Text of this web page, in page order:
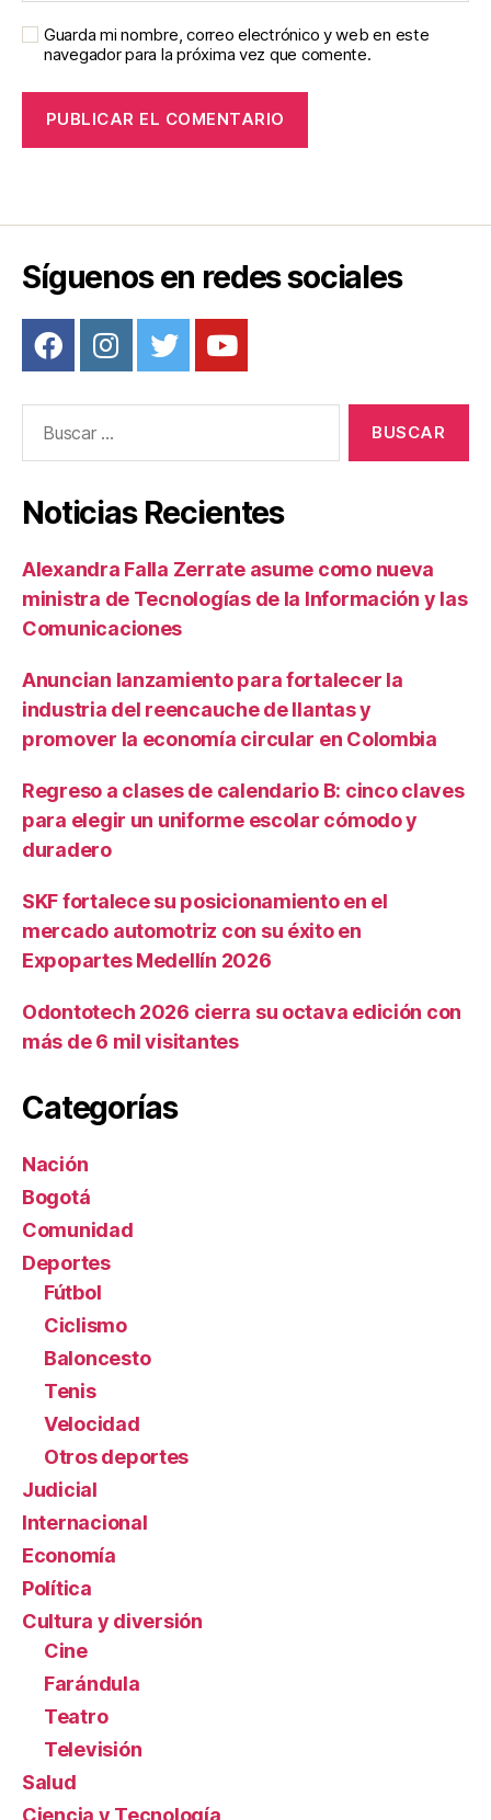
Guarda mi nombre, correo electrónico y web en este
navegador para la próxima vez que comente.
Síguenos en redes sociales
Noticias Recientes
Alexandra Falla Zerrate asume como nueva
ministra de Tecnologías de la Información y las
Comunicaciones
Anuncian lanzamiento para fortalecer la
industria del reencauche de llantas y
promover la economía circular en Colombia
Regreso a clases de calendario B: cinco claves
para elegir un uniforme escolar cómodo y
duradero
SKF fortalece su posicionamiento en el
mercado automotriz con su éxito en
Expopartes Medellín 2026
Odontotech 2026 cierra su octava edición con
más de 6 mil visitantes
Categorías
Nación
Bogotá
Comunidad
Deportes
Fútbol
Ciclismo
Baloncesto
Tenis
Velocidad
Otros deportes
Judicial
Internacional
Economía
Política
Cultura y diversión
Cine
Farándula
Teatro
Televisión
Salud
Ciencia y Tecnología